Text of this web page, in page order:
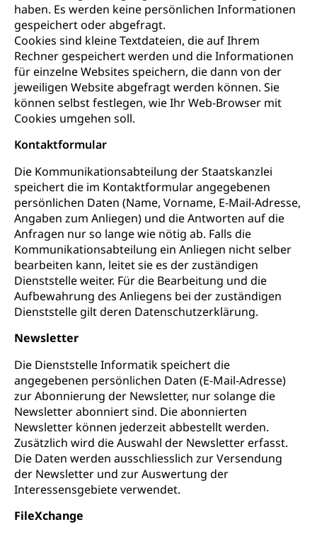
haben. Es werden keine persönlichen Informationen
gespeichert oder abgefragt.
Cookies sind kleine Textdateien, die auf Ihrem
Rechner gespeichert werden und die Informationen
für einzelne Websites speichern, die dann von der
jeweiligen Website abgefragt werden können. Sie
können selbst festlegen, wie Ihr Web-Browser mit
Cookies umgehen soll.
Kontaktformular
Die Kommunikationsabteilung der Staatskanzlei
speichert die im Kontaktformular angegebenen
persönlichen Daten (Name, Vorname, E-Mail-Adresse,
Angaben zum Anliegen) und die Antworten auf die
Anfragen nur so lange wie nötig ab. Falls die
Kommunikationsabteilung ein Anliegen nicht selber
bearbeiten kann, leitet sie es der zuständigen
Dienststelle weiter. Für die Bearbeitung und die
Aufbewahrung des Anliegens bei der zuständigen
Dienststelle gilt deren Datenschutzerklärung.
Newsletter
Die Dienststelle Informatik speichert die
angegebenen persönlichen Daten (E-Mail-Adresse)
zur Abonnierung der Newsletter, nur solange die
Newsletter abonniert sind. Die abonnierten
Newsletter können jederzeit abbestellt werden.
Zusätzlich wird die Auswahl der Newsletter erfasst.
Die Daten werden ausschliesslich zur Versendung
der Newsletter und zur Auswertung der
Interessensgebiete verwendet.
FileXchange